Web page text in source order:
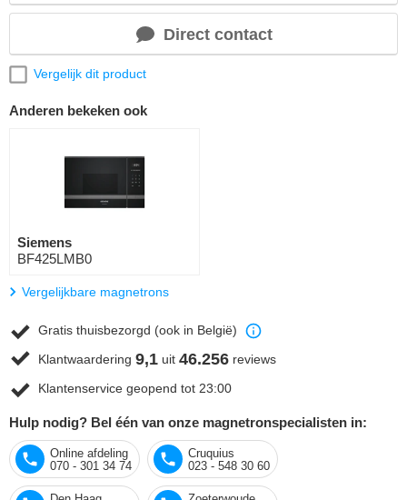
Direct contact
Vergelijk dit product
Anderen bekeken ook
Siemens
BF425LMB0
Vergelijkbare magnetrons
Gratis thuisbezorgd (ook in België)
Klantwaardering 9,1 uit 46.256 reviews
Klantenservice geopend tot 23:00
Hulp nodig? Bel één van onze magnetronspecialisten in:
Online afdeling
070 - 301 34 74
Cruquius
023 - 548 30 60